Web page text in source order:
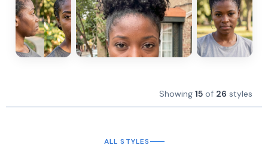
Showing 15 of 26 styles
ALL STYLES